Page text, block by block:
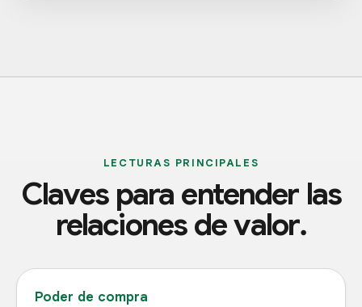
LECTURAS PRINCIPALES
Claves para entender las
relaciones de valor.
Poder de compra